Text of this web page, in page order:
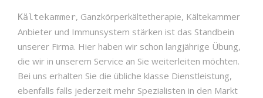
Kältekammer, Ganzkörperkältetherapie, Kältekammer
Anbieter und Immunsystem stärken ist das Standbein
unserer Firma. Hier haben wir schon langjährige Übung,
die wir in unserem Service an Sie weiterleiten möchten.
Bei uns erhalten Sie die übliche klasse Dienstleistung,
ebenfalls falls jederzeit mehr Spezialisten in den Markt